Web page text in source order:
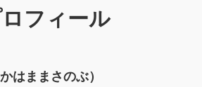
フィール
はままさのぶ）